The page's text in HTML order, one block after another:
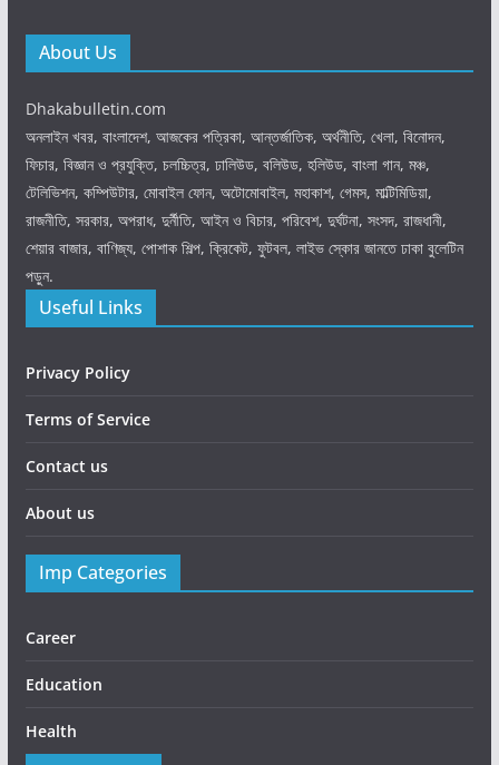
About Us
Dhakabulletin.com
অনলাইন খবর, বাংলাদেশ, আজকের পত্রিকা, আন্তর্জাতিক, অর্থনীতি, খেলা, বিনোদন,
ফিচার, বিজ্ঞান ও প্রযুক্তি, চলচ্চিত্র, ঢালিউড, বলিউড, হলিউড, বাংলা গান, মঞ্চ,
টেলিভিশন, কম্পিউটার, মোবাইল ফোন, অটোমোবাইল, মহাকাশ, গেমস, মাল্টিমিডিয়া,
রাজনীতি, সরকার, অপরাধ, দুর্নীতি, আইন ও বিচার, পরিবেশ, দুর্ঘটনা, সংসদ, রাজধানী,
শেয়ার বাজার, বাণিজ্য, পোশাক শিল্প, ক্রিকেট, ফুটবল, লাইভ স্কোর জানতে ঢাকা বুলেটিন
পড়ুন.
Useful Links
Privacy Policy
Terms of Service
Contact us
About us
Imp Categories
Career
Education
Health